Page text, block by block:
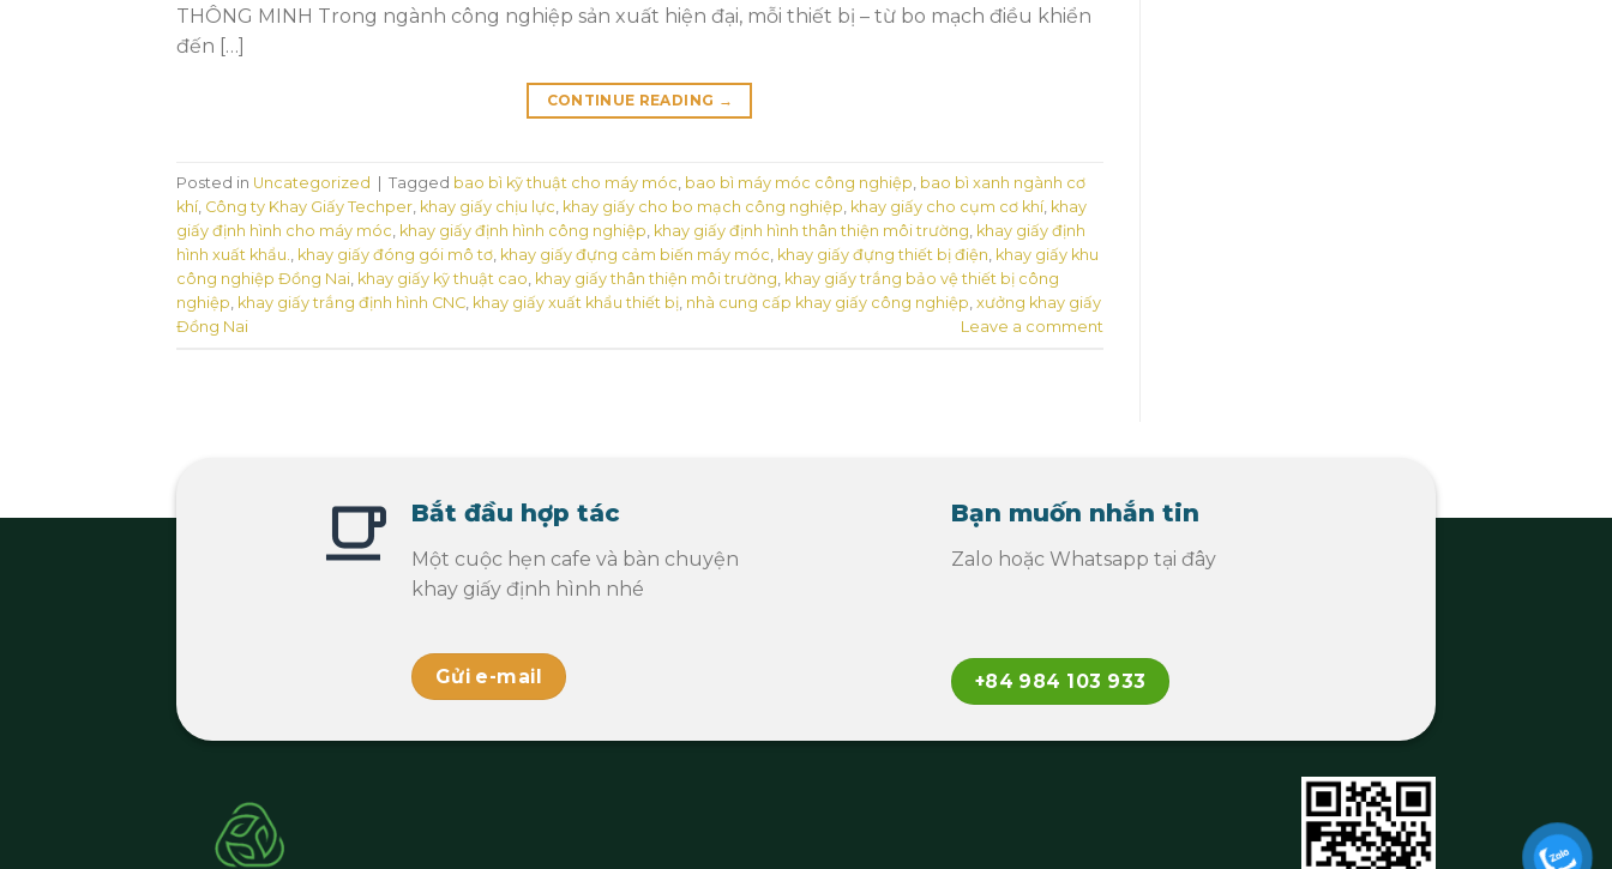
THÔNG MINH Trong ngành công nghiệp sản xuất hiện đại, mỗi thiết bị – từ bo mạch điều khiển
đến […]
CONTINUE READING →
Posted in Uncategorized | Tagged bao bì kỹ thuật cho máy móc bao bì máy móc công nghiệp bao bì xanh ngành cơ
khí, Công ty Khay Giấy Techper khay giấy chịu lực khay giấy cho bo mạch công nghiệp khay giấy cho cụm cơ khí, khay
giấy định hình cho máy móc khay giấy định hình công nghiệp khay giấy định hình thân thiện môi trường khay giấy định
hình xuất khẩu.
khay giấy đóng gói mô tơ khay giấy đựng cảm biến máy móc khay giấy đựng thiết bị điện khay giấy khu
công nghiệp Đồng Nai khay giấy kỹ thuật cao khay giấy thân thiện môi trường khay giấy trắng bảo vệ thiết bị công
nghiệp khay giấy trắng định hình CNC khay giấy xuất khẩu thiết bị nhà cung cấp khay giấy công nghiệp xưởng khay giấy
Đồng Nai
Leave a comment
Bắt đầu hợp tác
Một cuộc hẹn cafe và bàn chuyện
khay giấy định hình nhé
Gửi e-mail
Bạn muốn nhắn tin
Zalo hoặc Whatsapp tại đây
+84 984 103 933